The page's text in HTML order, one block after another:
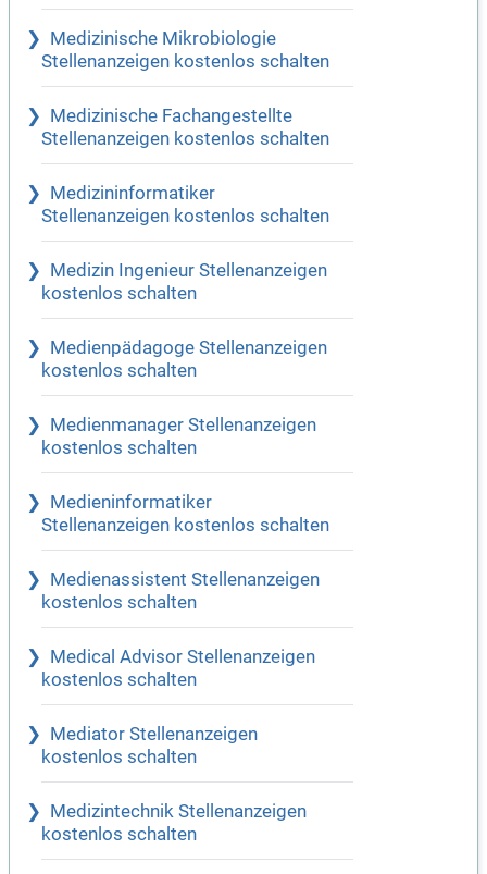
Medizinische Mikrobiologie
Stellenanzeigen kostenlos schalten
Medizinische Fachangestellte
Stellenanzeigen kostenlos schalten
Medizininformatiker
Stellenanzeigen kostenlos schalten
Medizin Ingenieur Stellenanzeigen
kostenlos schalten
Medienpädagoge Stellenanzeigen
kostenlos schalten
Medienmanager Stellenanzeigen
kostenlos schalten
Medieninformatiker
Stellenanzeigen kostenlos schalten
Medienassistent Stellenanzeigen
kostenlos schalten
Medical Advisor Stellenanzeigen
kostenlos schalten
Mediator Stellenanzeigen
kostenlos schalten
Medizintechnik Stellenanzeigen
kostenlos schalten